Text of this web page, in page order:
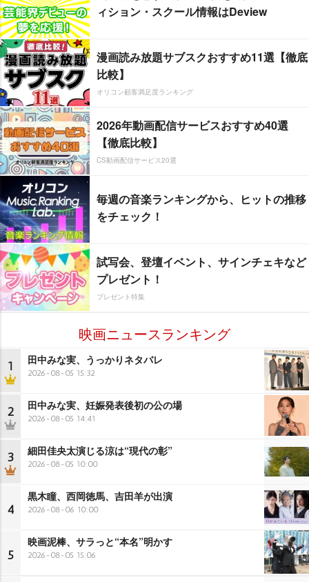
ィション・スクール情報はDeview
漫画読み放題サブスクおすすめ11選【徹底
比較】
オリコン顧客満足度ランキング
2026年動画配信サービスおすすめ40選
【徹底比較】
CS動画配信サービス20選
毎週の音楽ランキングから、ヒットの推移
をチェック！
試写会、登壇イベント、サインチェキなど
プレゼント！
プレゼント特集
映画ニュースランキング
1 田中みな実、うっかりネタバレ
2026-08-05 15:32
2 田中みな実、妊娠発表後初の公の場
2026-08-05 14:41
3 細田佳央太演じる涼は“現代の彰”
2026-08-05 10:00
4
黒木瞳、西岡徳馬、吉田羊が出演
2026-08-06 10:00
5
映画泥棒、サラっと“本名”明かす
2026-08-05 15:06